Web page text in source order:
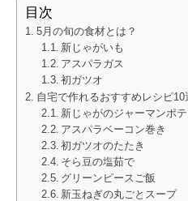
目次
5月の旬の食材とは？
新じゃがいも
アスパラガス
初ガツオ
自宅で作れるおすすめレシピ10
新じゃがのジャーマンポテ
アスパラベーコン巻き
初ガツオのたたき
そら豆の塩茹で
グリーンピースご飯
新玉ねぎの丸ごとスープ